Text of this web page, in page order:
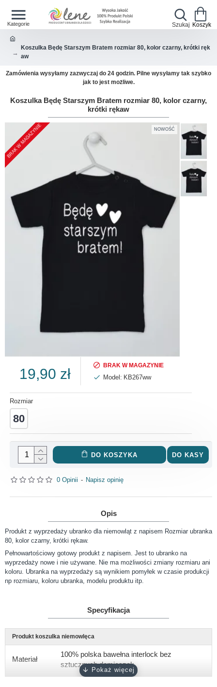
Koszulka Będę Starszym Bratem rozmiar 80, kolor czarny, krótki ręk
aw
Zamówienia wysyłamy zazwyczaj do 24 godzin. Pilne wysyłamy tak szybko
jak to jest możliwe.
Koszulka Będę Starszym Bratem rozmiar 80, kolor czarny,
krótki rękaw
NOWOŚĆ
BRAK W MAGAZYNIE
0 Opinii - Napisz opinię
19,90 zł
BRAK W MAGAZYNIE
Model: KB267ww
Rozmiar
80
DO KOSZYKA DO KASY
Opis
Produkt z wyprzedaży ubranko dla niemowląt z napisem Rozmiar ubranka
80, kolor czarny, krótki rękaw.
Pełnowartościowy gotowy produkt z napisem. Jest to ubranko na
wyprzedaży nowe i nie używane. Nie ma możliwości zmiany rozmiaru ani
koloru. Ubranka na wyprzedaży są wynikiem pomyłek w czasie produkcji
np rozmiaru, koloru ubranka, modelu produktu itp.
Specyfikacja
Produkt koszulka niemowlęca
Materiał
100% polska bawełna interlock bez
sztucznych domieszek